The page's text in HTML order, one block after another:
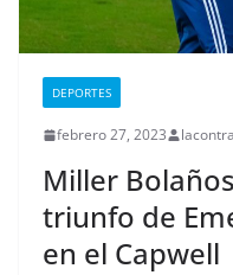
DEPORTES
febrero 27, 2023
Miller
triunfo de
en el Capwell